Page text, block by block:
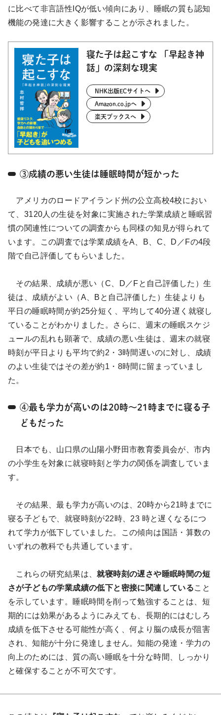
に比べて非言語性IQが低い傾向にあり、睡眠の質も認知
機能の発達に大きく影響することが示されました。
寝た子は起こすな 「早起き神
話」の深刻な現実
NHK出版ECサイトへ
Amazon.co.jpへ
楽天ブックスへ
③成績の悪い生徒は睡眠時間が短かった
アメリカのロードアイランド州の公立高校4校におい
て、3120人の生徒を対象に実施された学業成績と睡眠習
慣の関連性についての調査からも同様の知見が得られて
います。この調査では学業成績をA、B、C、D／Fの4段
階で自己評価してもらいました。
その結果、成績が悪い（C、D／Fと自己評価した）生
徒は、成績がよい（A、Bと自己評価した）生徒よりも
平日の睡眠時間が約25分短く、平均して40分遅く就寝し
ていることがわかりました。さらに、週末の睡眠スケジ
ュールの乱れも顕著で、成績の悪い生徒は、週末の就寝
時刻が平日よりも平均で約2・3時間遅いのに対し、成績
のよい生徒ではその差が約1・8時間に留まっていまし
た。
④最も学力が高いのは20時〜21時までに寝る子
どもだった
日本でも、山口県の山陽小野田市教育委員会が、市内
の小学生を対象に就寝時刻と学力の関係を調査していま
す。
その結果、最も学力が高いのは、20時から21時までに
寝る子どもで、就寝時刻が22時、23 時と遅くなるにつ
れて学力が低下していました。この傾向は国語・算数の
いずれの教科でも共通しています。
これらの研究結果は、就寝時刻の遅さや睡眠時間の短
さが子どもの学業成績の低下と密接に関連していること
を示しています。睡眠時間を削って勉強することは、短
期的には効果があるようにみえても、長期的にはむしろ
成績を低下させる可能性が高く、何より脳の成長が阻害
され、知能が十分に発達しません。知能の発達・学力の
向上のためには、質の高い睡眠を十分な時間、しっかり
と確保することが不可欠です。